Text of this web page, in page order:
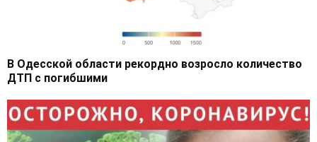
В Одесской области рекордно возросло количество
ДТП с погибшими